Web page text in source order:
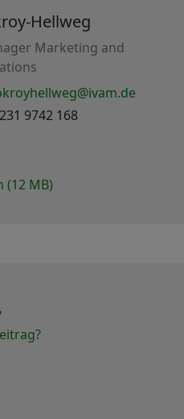
Hellweg
Marketing and
9742 168
(12 MB)